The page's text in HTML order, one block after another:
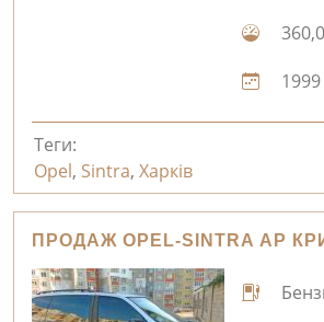
1999
Теги:
Opel, Sintra, Харків
ПРОДАЖ OPEL-SINTRA АР